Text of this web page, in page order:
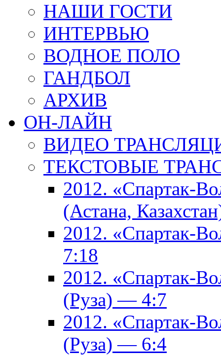
НАШИ ГОСТИ
ИНТЕРВЬЮ
ВОДНОЕ ПОЛО
ГАНДБОЛ
АРХИВ
ОН-ЛАЙН
ВИДЕО
ТЕКСТОВЫЕ
2012. «Спартак-
(Астана,
2012. «Спартак-
7:18
2012. «Спартак-
(Руза) — 4:7
2012. «Спартак-
(Руза) — 6:4